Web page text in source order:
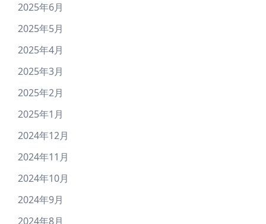
2025年6月
2025年5月
2025年4月
2025年3月
2025年2月
2025年1月
2024年12月
2024年11月
2024年10月
2024年9月
2024年8月